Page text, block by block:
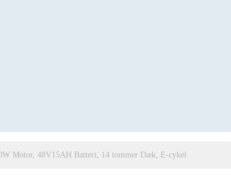
Motor, 48V15AH Batteri, 14 tommer Dæk, E-cykel